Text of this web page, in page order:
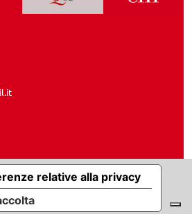
relative alla privacy